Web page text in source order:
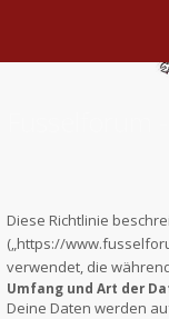
Diese Richtlinie
(„https://
verwendet, die
Umfang und Art der
Deine Daten werden